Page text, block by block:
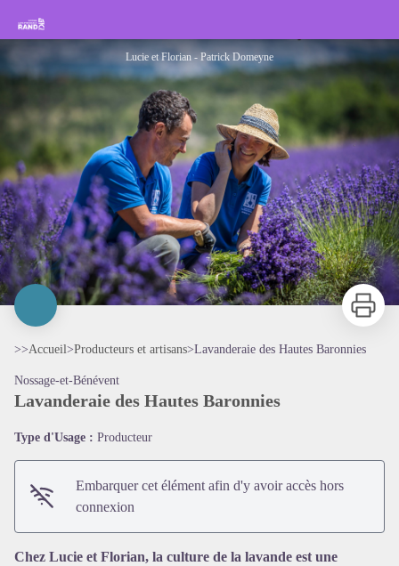
Rando Sisteron Buëch Baronnies Provençales
Lucie et Florian - Patrick Domeyne
Imprimer
>>Accueil>Producteurs et artisans>Lavanderaie des Hautes Baronnies
Nossage-et-Bénévent
Lavanderaie des Hautes Baronnies
Type d'Usage : Producteur
Embarquer cet élément afin d'y avoir accès hors
connexion
Chez Lucie et Florian, la culture de la lavande est une